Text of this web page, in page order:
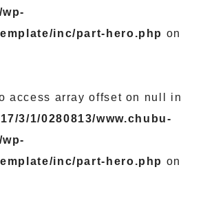
inc/part-hero.php on
access array offset on null in
3/1/0280813/www.chubu-
inc/part-hero.php on